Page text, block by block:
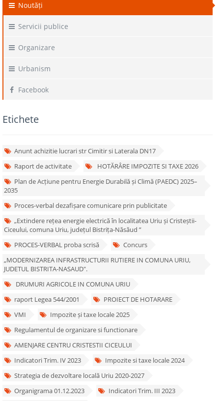
Noutăți
Servicii publice
Organizare
Urbanism
Facebook
Etichete
Anunt achizitie lucrari str Cimitir si Laterala DN17
Raport de activitate
HOTĂRÂRE IMPOZITE SI TAXE 2026
Plan de Acțiune pentru Energie Durabilă și Climă (PAEDC) 2025–
2035
Proces-verbal dezafișare comunicare prin publicitate
„Extindere rețea energie electrică în localitatea Uriu și Cristeștii-
Ciceului, comuna Uriu, județul Bistrița-Năsăud ”
PROCES-VERBAL proba scrisă
Concurs
„MODERNIZAREA INFRASTRUCTURII RUTIERE IN COMUNA URIU,
JUDETUL BISTRITA-NASAUD".
DRUMURI AGRICOLE IN COMUNA URIU
raport Legea 544/2001
PROIECT DE HOTARARE
VMI
Impozite și taxe locale 2025
Regulamentul de organizare si functionare
AMENJARE CENTRU CRISTESTII CICEULUI
Indicatori Trim. IV 2023
Impozite si taxe locale 2024
Strategia de dezvoltare locală Uriu 2020-2027
Organigrama 01.12.2023
Indicatori Trim. III 2023